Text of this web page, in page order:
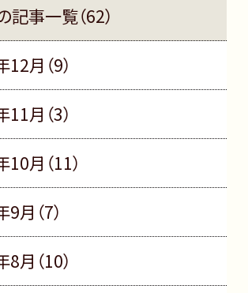
事一覧（62）
月（9）
月（3）
月（11）
月（7）
月（10）